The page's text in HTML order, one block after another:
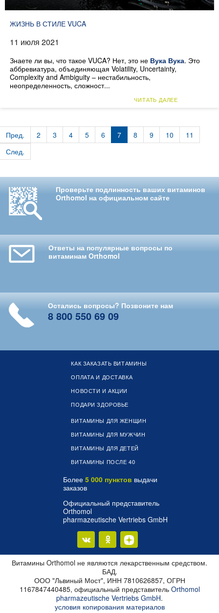
ЖИЗНЬ В СТИЛЕ VUCA
11 июля 2021
Знаете ли вы, что такое VUCA? Нет, это не Вука Вука. Это
аббревиатура, объединяющая Volatility, Uncertainty,
Complexity and Ambiguity – нестабильность,
неопределенность, сложност...
ЧИТАТЬ ДАЛЕЕ
Пред. 2 3 4 5 6 7 8 9 10
11
След.
Проверьте подлинность ваших витаминов
Orthomol на официальном сайте
Ответы на популярные вопросы по
витаминам Orthomol
Остались вопросы? Позвоните нам
8 800 550 69 09
КАК ЗАКАЗАТЬ ВИТАМИНЫ
ОПЛАТА И ДОСТАВКА
НОВОСТИ И АКЦИИ
ПОДАРИ ЗДОРОВЬЕ
ВИТАМИНЫ ДЛЯ ЖЕНЩИН
ВИТАМИНЫ ДЛЯ МУЖЧИН
ВИТАМИНЫ ДЛЯ ДЕТЕЙ
ВИТАМИНЫ ПОСЛЕ 40
Более 5 000 пунктов выдачи
заказов
Официальный представитель
Orthomol
pharmazeutische Vertriebs GmbH
Витамины Orthomol не являются лекарственным средством.
БАД.
ООО "Львиный Мост", ИНН 7810626857, ОГРН
1167847440485, официальный представитель Orthomol
pharmazeutische Vertriebs GmbH.
условия копирования материалов